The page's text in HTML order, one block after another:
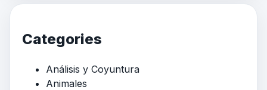
Categories
Análisis y Coyuntura
Animales